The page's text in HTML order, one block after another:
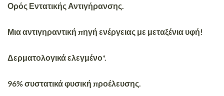
Ορός Εντατικής Αντιγήρανσης.
Μια αντιγηραντική πηγή ενέργειας με μεταξένια υφή!
Δερματολογικά ελεγμένο*.
96% συστατικά φυσική προέλευσης.